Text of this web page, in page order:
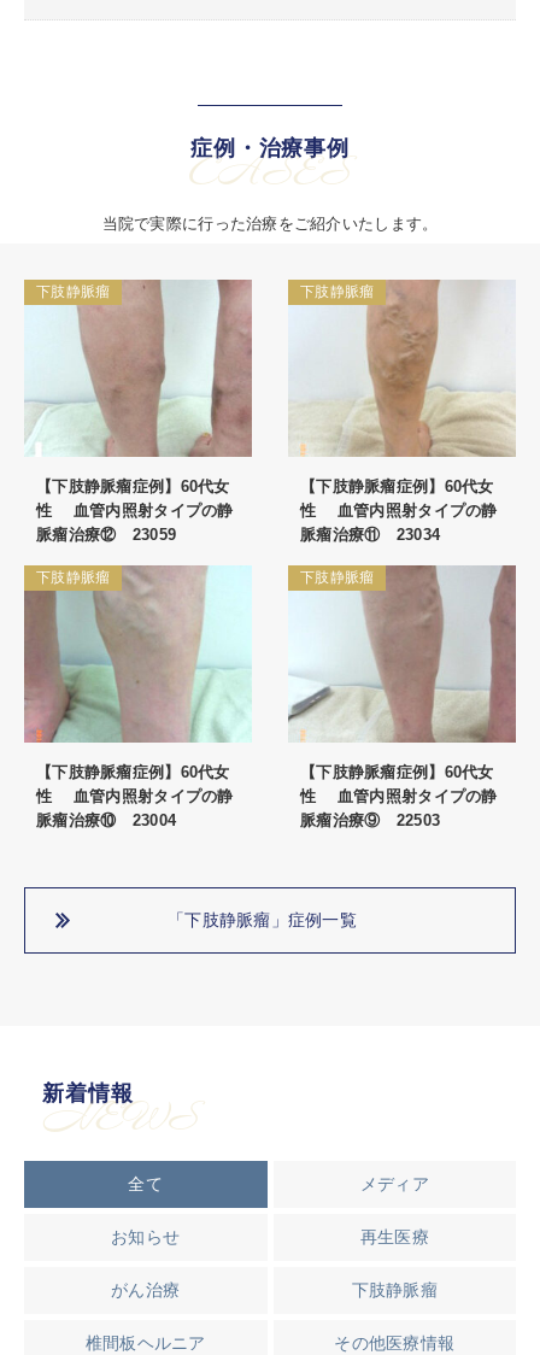
症例・治療事例
CASES
当院で実際に行った治療をご紹介いたします。
下肢静脈瘤
【下肢静脈瘤症例】60代女
性 血管内照射タイプの静
脈瘤治療⑫ 23059
下肢静脈瘤
【下肢静脈瘤症例】60代女
性 血管内照射タイプの静
脈瘤治療⑪ 23034
下肢静脈瘤
【下肢静脈瘤症例】60代女
性 血管内照射タイプの静
脈瘤治療⑩ 23004
下肢静脈瘤
【下肢静脈瘤症例】60代女
性 血管内照射タイプの静
脈瘤治療⑨ 22503
「下肢静脈瘤」症例一覧
新着情報
NEWS
全て メディア
お知らせ 再生医療
がん治療 下肢静脈瘤
椎間板ヘルニア その他医療情報